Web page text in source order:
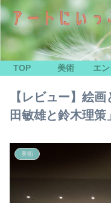
TOP 美術 エ
【レビュー】絵
田敏雄と鈴木理
美術